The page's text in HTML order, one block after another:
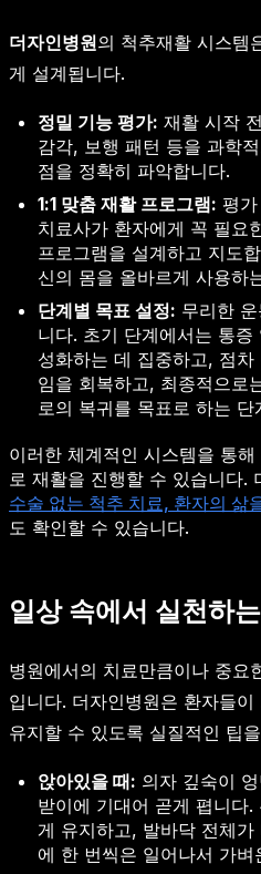
더자인병원의 척추재활 시스템
게 설계됩니다.
정밀 기능 평가: 재활 시작
감각, 보행 패턴 등을 과학
점을 정확히 파악합니다.
1:1 맞춤 재활 프로그램: 평
치료사가 환자에게 꼭 필요
프로그램을 설계하고 지도
신의 몸을 올바르게 사용하
단계별 목표 설정: 무리한
니다. 초기 단계에서는 통
성화하는 데 집중하고, 점
임을 회복하고, 최종적으로
로의 복귀를 목표로 하는
이러한 체계적인 시스템을 통
로 재활을 진행할 수 있습니다.
수술 없는 척추 치료, 환자의 삶
도 확인할 수 있습니다.
일상 속에서 실천하
병원에서의 치료만큼이나 중요
입니다. 더자인병원은 환자들
유지할 수 있도록 실질적인 팁
앉아있을 때: 의자 깊숙이
받이에 기대어 곧게 폅니다
게 유지하고, 발바닥 전체
에 한 번씩은 일어나서 가